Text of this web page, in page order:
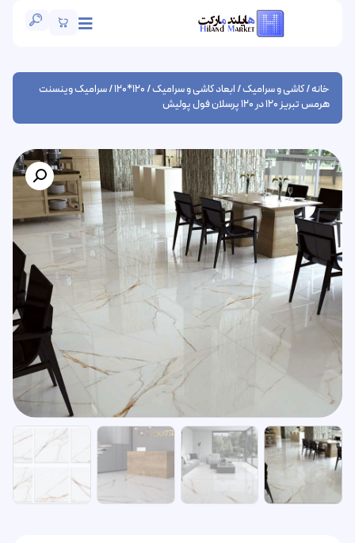
خانه/کاشی و سرامیک/ابعاد کاشی و سرامیک/
120*120
/ سرامیک وینسنت
هرمس تبریز 120 در 120 پرسلان فول پولیش